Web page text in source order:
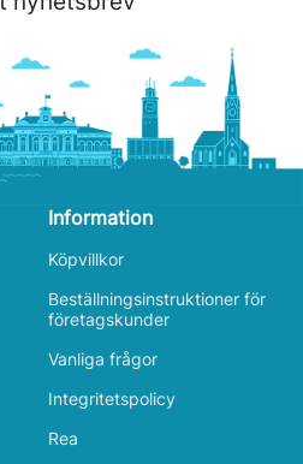
Information
Köpvillkor
Beställningsinstruktioner för
företagskunder
Vanliga frågor
Integritetspolicy
Rea